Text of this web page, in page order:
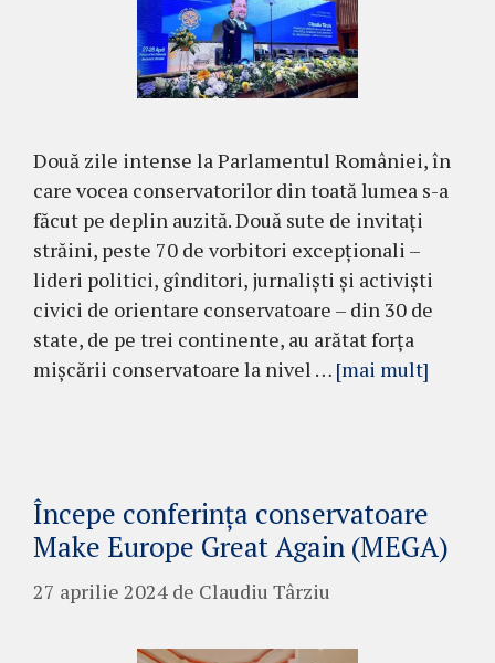
Două zile intense la Parlamentul României, în
care vocea conservatorilor din toată lumea s-a
făcut pe deplin auzită. Două sute de invitați
străini, peste 70 de vorbitori excepționali –
lideri politici, gînditori, jurnaliști și activiști
civici de orientare conservatoare – din 30 de
state, de pe trei continente, au arătat forța
mișcării conservatoare la nivel … [mai mult]
Începe conferința conservatoare
Make Europe Great Again (MEGA)
27 aprilie 2024 de Claudiu Târziu